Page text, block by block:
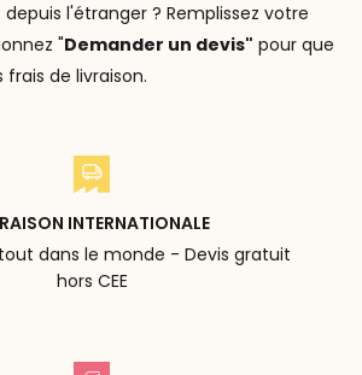
l'étranger ? Remplissez votre
"Demander un devis" pour que
de livraison.
INTERNATIONALE
dans le monde - Devis gratuit
hors CEE